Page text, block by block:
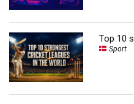
Top 10
Sport